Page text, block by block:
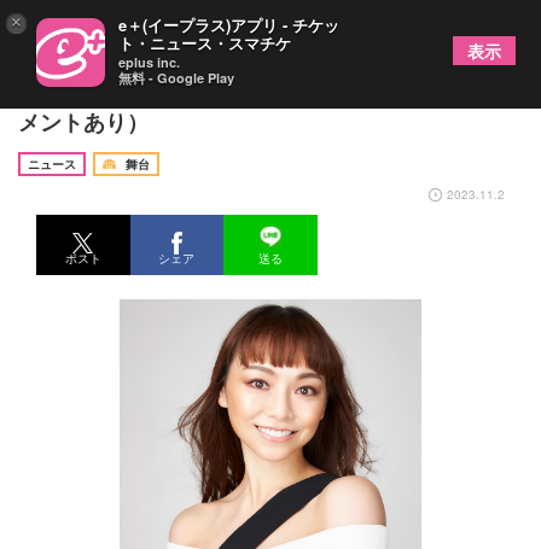
上野水香が令和５年秋の褒章 紫綬褒章を受章（コ
メントあり）
ニュース
舞台
2023.11.2
ポスト シェア 送る
× e＋(イープラス)アプリ - チケッ
ト・ニュース・スマチケ
eplus inc.
無料 - Google Play
表示